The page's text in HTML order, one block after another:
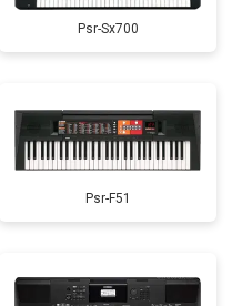
Psr-Sx700
Psr-F51